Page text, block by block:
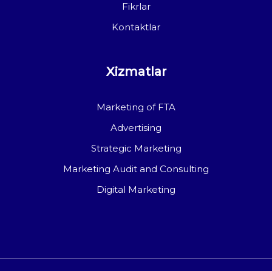
Fikrlar
Kontaktlar
Xizmatlar
Marketing of FTA
Advertising
Strategic Marketing
Marketing Audit and Consulting
Digital Marketing